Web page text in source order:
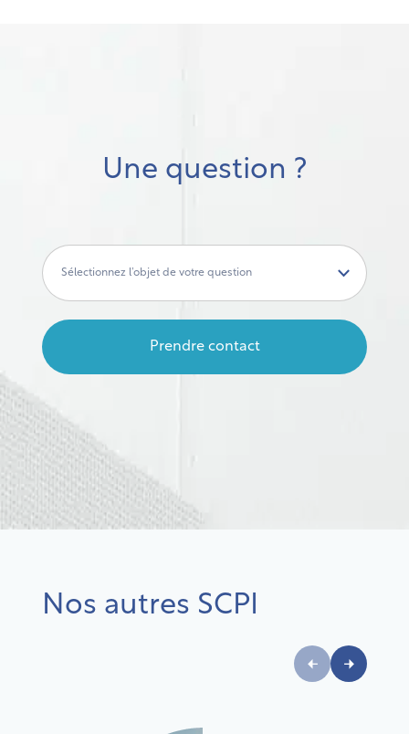
Une question ?
Sélectionnez l’objet de votre question
Prendre contact
Nos autres SCPI